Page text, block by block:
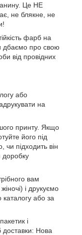
Це НЕ
не блякне, не
фарб на
дбаємо про свою
від провідних
або
на
принту. Якщо
його під
підходить він
вам
і друкуємо
або за
і
доставки: Нова